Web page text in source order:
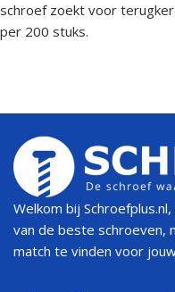
schroef zoekt voor
per 200 stuks.
Welkom bij
van de beste schroeven,
match te vinden voor